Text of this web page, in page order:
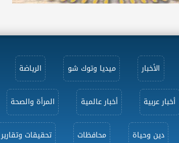
الأخبار ميديا وتوك شو الرياضة
أخبار عربية أخبار عالمية المرأة والصحة
دين وحياة محافظات تحقيقات وتقارير